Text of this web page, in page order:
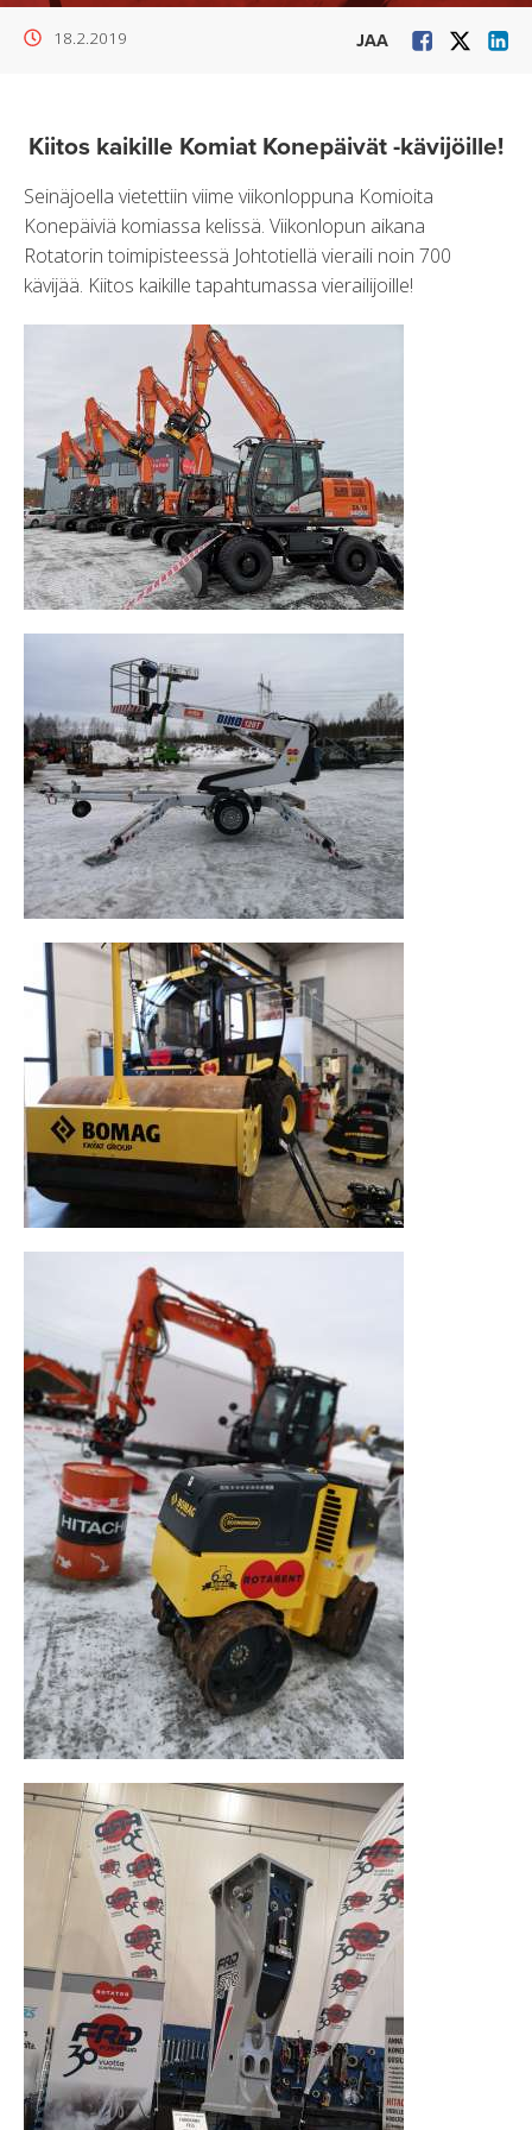
18.2.2019 JAA
Kiitos kaikille Komiat Konepäivät -kävijöille!
Seinäjoella vietettiin viime viikonloppuna Komioita
Konepäiviä komiassa kelissä. Viikonlopun aikana
Rotatorin toimipisteessä Johtotiellä vieraili noin 700
kävijää. Kiitos kaikille tapahtumassa vierailijoille!